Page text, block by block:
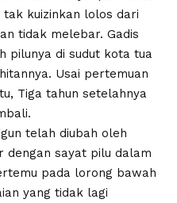
kuizinkan lolos dari
tidak melebar. Gadis
pilunya di sudut kota tua
Usai pertemuan
Tiga tahun setelahnya
telah diubah oleh
dengan sayat pilu dalam
pada lorong bawah
yang tidak lagi